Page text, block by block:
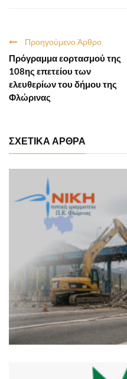
Προηγούμενο Άρθρο
Πρόγραμμα εορτασμού της
108ης επετείου των
ελευθερίων του δήμου της
Φλώρινας
ΣΧΕΤΙΚΑ ΑΡΘΡΑ